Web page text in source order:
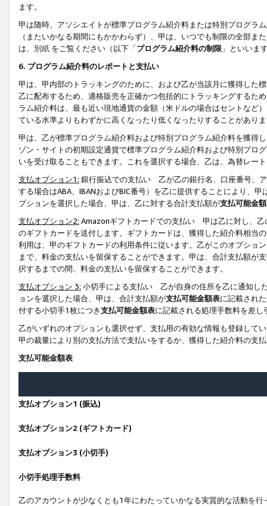
ます。
甲は随時、アソシエイトが標準プログラム紹介料または特別プログラ
（またいかなる期間にもかかわらず）、甲は、いつでも制限の全部
は、 別紙 をご覧ください（以下「プログラム紹介料の制限 」といいま
6. プログラム紹介料のレポートと支払い
甲は、甲内部のトラッキングのために、および乙が当該月に獲得した
乙に配布するため、適格販売を正確かつ包括的にトラッキングするた
ラム紹介料は、最も近い現地通貨の金額（米ドルの場合はセントなど
ている水準よりもわずかに高くなったり低くなったりすることがあり
甲は、乙が標準プログラム紹介料および特別プログラム紹介料を獲得
ゾン・サイトの初期設定通貨で標準プログラム紹介料および特別プロ
いを受け取ることもできます。これを選択する場合、乙は、為替レー
支払オプション1: 銀行振込での支払い 乙が乙の銀行名、口座番号、
する場合はABA、IBANおよびBIC番号）を乙に提供することにより、
プションを選択した場合、甲は、乙に対する合計支払額が支払可能金
支払オプション2: Amazonギフトカードでの支払い 甲は乙に対し、乙
のギフトカードを送付します。ギフトカードは、獲得した紹介料相当
利用は、甲のギフトカードの利用条件に従います。乙がこのオプショ
まで、料金の支払いを留保することができます。甲は、合計支払額が
択するまでの間、料金の支払いを留保することができます。
支払オプション 3: 小切手による支払い 乙が自身の住所を乙に通知し
ョンを選択した場合、甲は、合計支払額が支払可能金額表に記載され
付する小切手1枚につき支払可能金額表に記載される処理手数料を差し
乙がいずれのオプションも選択せず、支払用の有効な情報も登録して
甲の裁量により別の支払方法で支払いをするか、獲得した紹介料の支
支払可能金額表
支払オプション1 (振込)
支払オプション2 (ギフトカード)
支払オプション3 (小切手)
小切手処理手数料
乙のアカウントが少なくとも1年にわたっていかなる実質的な活動を